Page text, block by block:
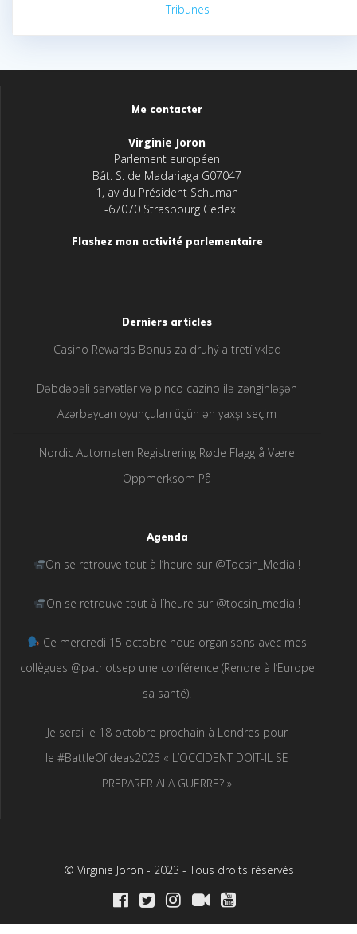
Tribunes
Me contacter
Virginie Joron
Parlement européen
Bât. S. de Madariaga G07047
1, av du Président Schuman
F-67070 Strasbourg Cedex
Flashez mon activité parlementaire
Derniers articles
Casino Rewards Bonus za druhý a tretí vklad
Dəbdəbəli sərvətlər və pinco cazino ilə zənginləşən
Azərbaycan oyunçuları üçün ən yaxşı seçim
Nordic Automaten Registrering Røde Flagg å Være
Oppmerksom På
Agenda
On se retrouve tout à l’heure sur @Tocsin_Media !
On se retrouve tout à l’heure sur @tocsin_media !
Ce mercredi 15 octobre nous organisons avec mes
collègues @patriotsep une conférence (Rendre à l’Europe
sa santé).
Je serai le 18 octobre prochain à Londres pour
le #BattleOfIdeas2025 « L’OCCIDENT DOIT-IL SE
PREPARER ALA GUERRE? »
© Virginie Joron - 2023 - Tous droits réservés